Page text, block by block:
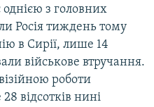
однією з головних
Росія тиждень тому
в Сирії, лише 14
військове втручання.
роботи
відсотків нині